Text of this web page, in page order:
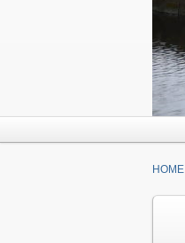
HOME